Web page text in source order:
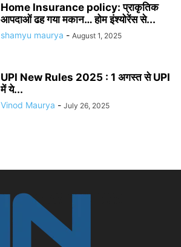
Home Insurance policy: प्राकृतिक
आपदाओं ढह गया मकान… होम इंश्योरेंस से...
shamyu maurya - August 1, 2025
UPI New Rules 2025 : 1 अगस्त से UPI
में ये...
Vinod Maurya - July 26, 2025